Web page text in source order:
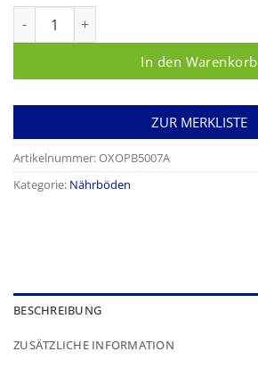
In den Warenkorb
ZUR MERKLISTE
Artikelnummer:OXOPB5007A
Kategorie: Nährböden
BESCHREIBUNG
ZUSÄTZLICHE INFORMATION